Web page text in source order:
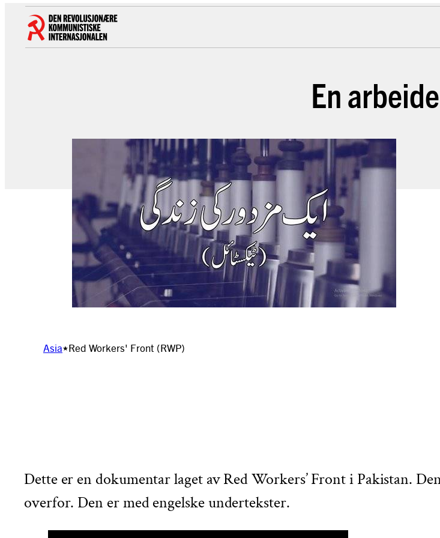
Hopp
innhold
En
Asia★Red Workers' Front (RWP)
Dette er en dokumentar laget av Red Workers’ Front i Pakistan.
overfor. Den er med engelske undertekster.